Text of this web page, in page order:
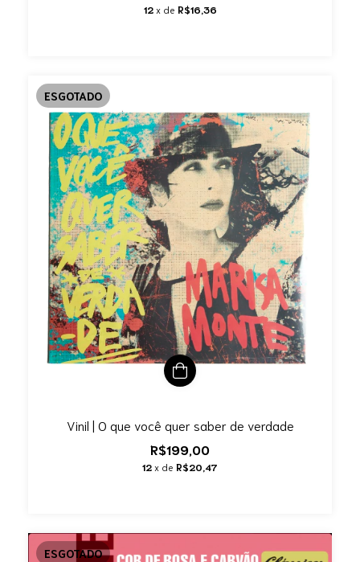
12 x de R$16,36
ESGOTADO
Vinil | O que você quer saber de verdade
R$199,00
12 x de R$20,47
ESGOTADO